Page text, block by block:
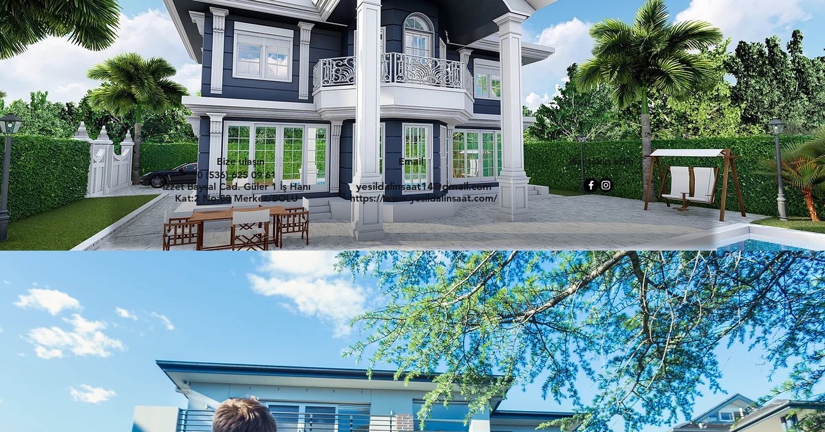
Bize ulaşın
Email
0 (536) 625 09 61
İzzet Baysal Cad. Güler 1 İş Hanı
Kat:2 No:88 Merkez/BOLU
yesildalinsaat14@gmail.com
https://www.yesildalinsaat.com/
Bizi takip edin